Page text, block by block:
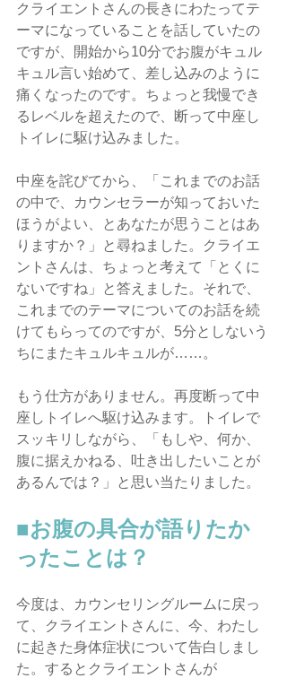
クライエントさんの長きにわたってテ
ーマになっていることを話していたの
ですが、開始から10分でお腹がキュル
キュル言い始めて、差し込みのように
痛くなったのです。ちょっと我慢でき
るレベルを超えたので、断って中座し
トイレに駆け込みました。
中座を詫びてから、「これまでのお話
の中で、カウンセラーが知っておいた
ほうがよい、とあなたが思うことはあ
りますか？」と尋ねました。クライエ
ントさんは、ちょっと考えて「とくに
ないですね」と答えました。それで、
これまでのテーマについてのお話を続
けてもらってのですが、5分としないう
ちにまたキュルキュルが……。
もう仕方がありません。再度断って中
座しトイレへ駆け込みます。トイレで
スッキリしながら、「もしや、何か、
腹に据えかねる、吐き出したいことが
あるんでは？」と思い当たりました。
■お腹の具合が語りたか
ったことは？
今度は、カウンセリングルームに戻っ
て、クライエントさんに、今、わたし
に起きた身体症状について告白しまし
た。するとクライエントさんが